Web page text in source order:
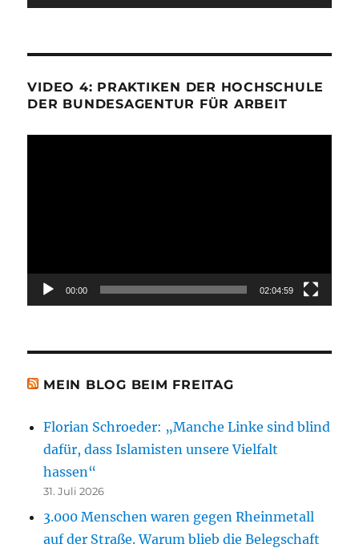
VIDEO 4: PRAKTIKEN DER HOCHSCHULE
DER BUNDESAGENTUR FÜR ARBEIT
00:00 02:04:59
MEIN BLOG BEIM FREITAG
Florian Schroeder: „Manche Linke sind blind
dafür, dass Islamisten unsere Vielfalt
hassen“
31. Juli 2026
3.000 Menschen waren gegen Rheinmetall
auf der Straße. Warum blieb die Belegschaft